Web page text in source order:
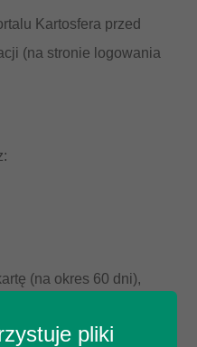
Kartosfera przed
(na stronie logowania
(na okres 60 dni),
pliki